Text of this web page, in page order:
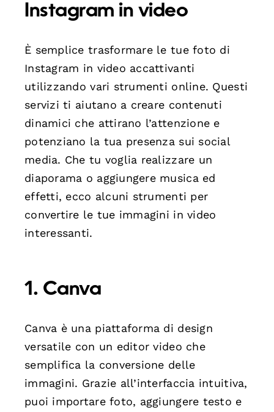
Instagram in video
È semplice trasformare le tue foto di
Instagram in video accattivanti
utilizzando vari strumenti online. Questi
servizi ti aiutano a creare contenuti
dinamici che attirano l’attenzione e
potenziano la tua presenza sui social
media. Che tu voglia realizzare un
diaporama o aggiungere musica ed
effetti, ecco alcuni strumenti per
convertire le tue immagini in video
interessanti.
1. Canva
Canva è una piattaforma di design
versatile con un editor video che
semplifica la conversione delle
immagini. Grazie all’interfaccia intuitiva,
puoi importare foto, aggiungere testo e